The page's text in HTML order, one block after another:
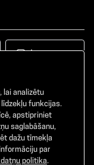
lai analizētu
funkcijas.
apstipriniet
saglabāšanu,
dažu tīmekļa
par
politika.